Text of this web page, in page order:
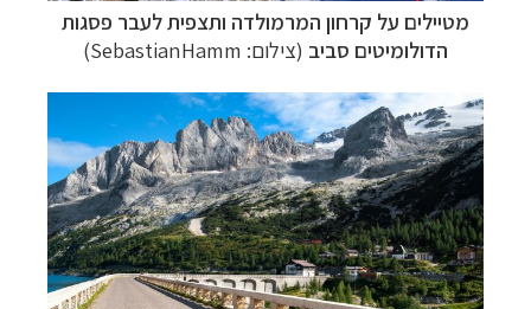
מטיילים על קרחון המרמולדה ותצפית לעבר פסגות
הדולומיטים סביב (צילום: SebastianHamm
)